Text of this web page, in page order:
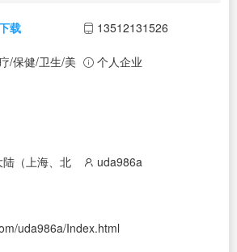
载 13512131526
/保健/卫生/美 个人企业
陆（上海、北 uda986a
uda986a/Index.html